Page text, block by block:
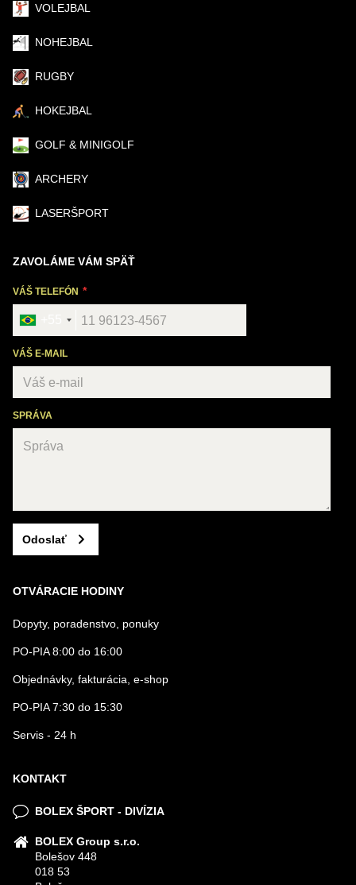
VOLEJBAL
NOHEJBAL
RUGBY
HOKEJBAL
GOLF & MINIGOLF
ARCHERY
LASERŠPORT
ZAVOLÁME VÁM SPÄŤ
VÁŠ TELEFÓN
VÁŠ E-MAIL
SPRÁVA
Odoslať
OTVÁRACIE HODINY
Dopyty, poradenstvo, ponuky
PO-PIA 8:00 do 16:00
Objednávky, fakturácia, e-shop
PO-PIA 7:30 do 15:30
Servis - 24 h
KONTAKT
BOLEX ŠPORT - DIVÍZIA
BOLEX Group s.r.o.
Bolešov 448
018 53